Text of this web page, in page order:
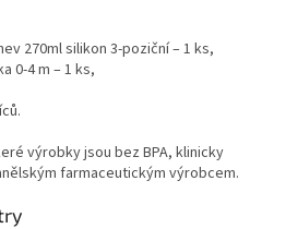
270ml silikon 3-poziční – 1 ks,
0-4 m – 1 ks,
výrobky jsou bez BPA, klinicky
farmaceutickým výrobcem.